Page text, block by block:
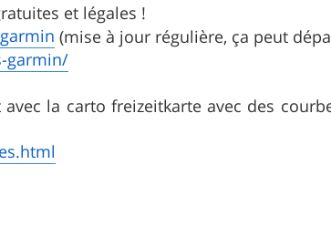
et légales !
garmin (mise à jour régulière, ça peut
garmin/
la carto freizeitkarte avec des